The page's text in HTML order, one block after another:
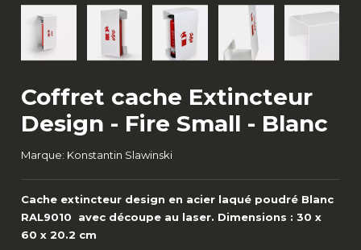
Coffret cache Extincteur
Design - Fire Small - Blanc
Marque: Konstantin Slawinski
Cache extincteur design en acier laqué poudré Blanc
RAL9010 avec découpe au laser. Dimensions : 30 x
60 x 20.2 cm